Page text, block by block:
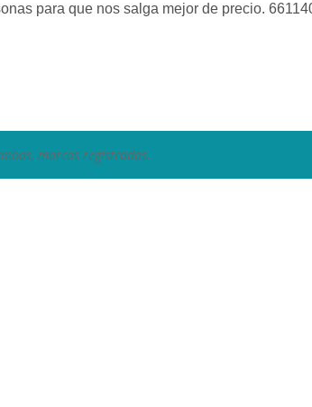
para que nos salga mejor de precio.
marcas registradas.